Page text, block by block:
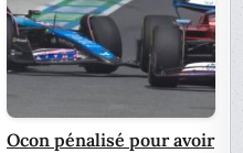
Ocon pénalisé pour avoir